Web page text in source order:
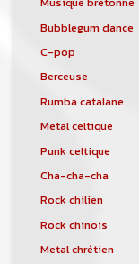
Bubblegum dance
C-pop
Berceuse
Rumba catalane
Metal celtique
Punk celtique
Cha-cha-cha
Rock chilien
Rock chinois
Metal chrétien